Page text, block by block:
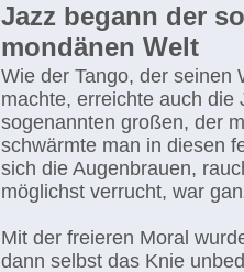
Jazz begann der
mondänen Welt
Wie der Tango, der seinen
machte, erreichte auch die
sogenannten großen, der
schwärmte man in diesen
sich die Augenbrauen,
möglichst verrucht, war
Mit der freieren Moral
dann selbst das Knie